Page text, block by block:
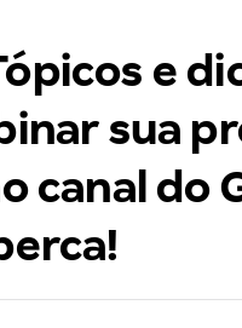
e
sua
canal do